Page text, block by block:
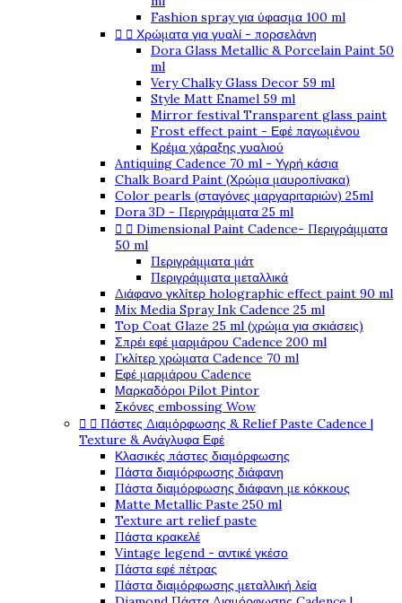
Fashion spray για ύφασμα 100 ml
  Χρώματα για γυαλί - πορσελάνη
Dora Glass Metallic & Porcelain Paint 50
ml
Very Chalky Glass Decor 59 ml
Style Matt Enamel 59 ml
Mirror festival Transparent glass paint
Frost effect paint - Εφέ παγωμένου
Κρέμα χάραξης γυαλιού
Antiquing Cadence 70 ml - Υγρή κάσια
Chalk Board Paint (Χρώμα μαυροπίνακα)
Color pearls (σταγόνες μαργαριταριών) 25ml
Dora 3D - Περιγράμματα 25 ml
  Dimensional Paint Cadence- Περιγράμματα
50 ml
Περιγράμματα μάτ
Περιγράμματα μεταλλικά
Διάφανο γκλίτερ holographic effect paint 90 ml
Mix Media Spray Ink Cadence 25 ml
Top Coat Glaze 25 ml (χρώμα για σκιάσεις)
Σπρέι εφέ μαρμάρου Cadence 200 ml
Γκλίτερ χρώματα Cadence 70 ml
Εφέ μαρμάρου Cadence
Μαρκαδόροι Pilot Pintor
Σκόνες embossing Wow
  Πάστες Διαμόρφωσης & Relief Paste Cadence |
Texture & Ανάγλυφα Εφέ
Κλασικές πάστες διαμόρφωσης
Πάστα διαμόρφωσης διάφανη
Πάστα διαμόρφωσης διάφανη με κόκκους
Matte Metallic Paste 250 ml
Texture art relief paste
Πάστα κρακελέ
Vintage legend - αντικέ γκέσο
Πάστα εφέ πέτρας
Πάστα διαμόρφωσης μεταλλική λεία